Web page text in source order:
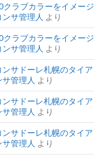
ラブカラーをイメージ
サ管理人 より
ラブカラーをイメージ
サ管理人 より
サドーレ札幌のタイア
管理人 より
サドーレ札幌のタイア
管理人 より
サドーレ札幌のタイア
管理人 より